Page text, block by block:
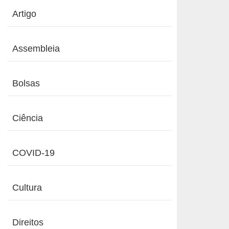
Artigo
Assembleia
Bolsas
Ciência
COVID-19
Cultura
Direitos